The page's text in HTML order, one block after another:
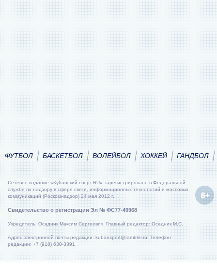
ФУТБОЛ БАСКЕТБОЛ ВОЛЕЙБОЛ ХОККЕЙ ГАНДБОЛ
Сетевое издание «Кубанский спорт.RU» зарегистрировано в Федеральной
службе по надзору в сфере связи, информационных технологий и массовых
коммуникаций (Роскомнадзор) 24 мая 2012 г.
Свидетельство о регистрации Эл № ФС77-49968
Учредитель: Осадник Максим Сергеевич. Главный редактор: Осадник М.С.
Адрес электронной почты редакции: kubansport@rambler.ru. Телефон
редакции: +7 (918) 630-3391